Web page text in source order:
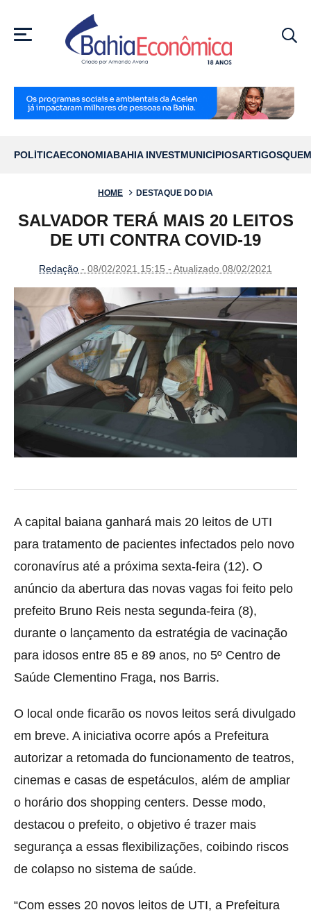
MENU
POLÍTICAECONOMIABAHIA INVESTMUNICÍPIOSARTIGOS
HOME DESTAQUE DO DIA
SALVADOR TERÁ MAIS 20 LEITOS
DE UTI CONTRA COVID-19
Redação - 08/02/2021 15:15 - Atualizado 08/02/2021
A capital baiana ganhará mais 20 leitos de UTI
para tratamento de pacientes infectados pelo novo
coronavírus até a próxima sexta-feira (12). O
anúncio da abertura das novas vagas foi feito pelo
prefeito Bruno Reis nesta segunda-feira (8),
durante o lançamento da estratégia de vacinação
para idosos entre 85 e 89 anos, no 5º Centro de
Saúde Clementino Fraga, nos Barris.
O local onde ficarão os novos leitos será divulgado
em breve. A iniciativa ocorre após a Prefeitura
autorizar a retomada do funcionamento de teatros,
cinemas e casas de espetáculos, além de ampliar
o horário dos shopping centers. Desse modo,
destacou o prefeito, o objetivo é trazer mais
segurança a essas flexibilizações, coibindo riscos
de colapso no sistema de saúde.
“Com esses 20 novos leitos de UTI, a Prefeitura